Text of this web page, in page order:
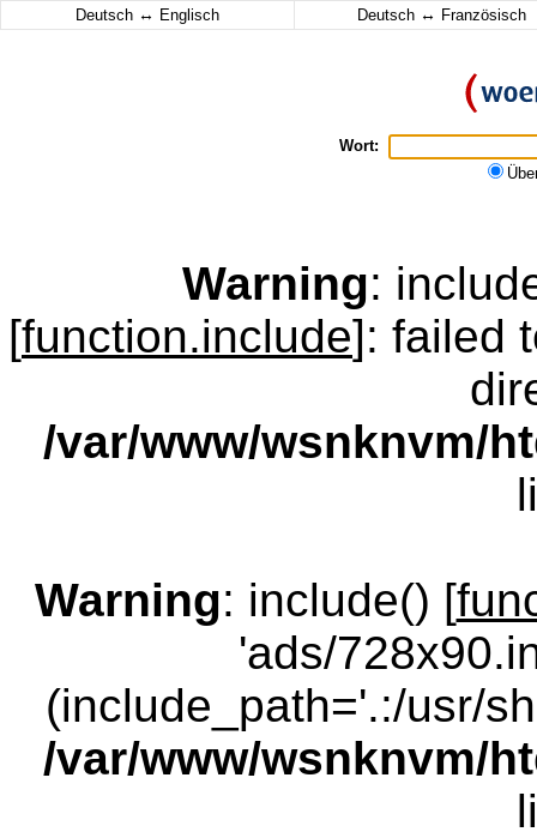
Deutsch ↔ Englisch Deutsch ↔ Französisch
Wort:
Warning:
[function.include]: failed
/var/www/wsnknvm/
Warning: include() [
'ads/
(include_path='.:/usr/
/var/www/wsnknvm/